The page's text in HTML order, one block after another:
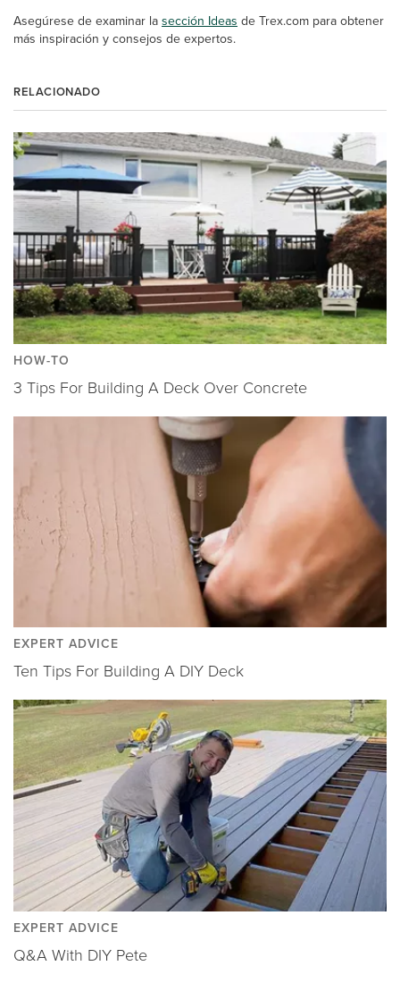
Asegúrese de examinar lasección Ideas de Trex.com para obtener
más inspiración y consejos de expertos.
RELACIONADO
HOW-TO
3 Tips For Building A Deck Over Concrete
EXPERT ADVICE
Ten Tips For Building A DIY Deck
EXPERT ADVICE
Q&A With DIY Pete